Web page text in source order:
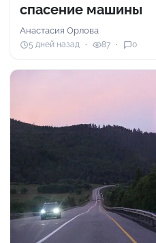
спасение машины
Анастасия Орлова
5 дней назад 87 0